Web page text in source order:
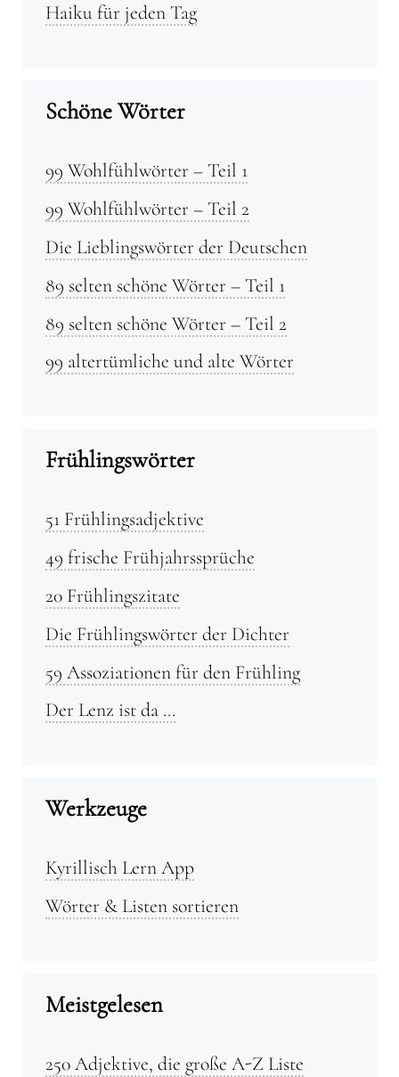
Haiku für jeden Tag
Schöne Wörter
99 Wohlfühlwörter – Teil 1
99 Wohlfühlwörter – Teil 2
Die Lieblingswörter der Deutschen
89 selten schöne Wörter – Teil 1
89 selten schöne Wörter – Teil 2
99 altertümliche und alte Wörter
Frühlingswörter
51 Frühlingsadjektive
49 frische Frühjahrssprüche
20 Frühlingszitate
Die Frühlingswörter der Dichter
59 Assoziationen für den Frühling
Der Lenz ist da …
Werkzeuge
Kyrillisch Lern App
Wörter & Listen sortieren
Meistgelesen
250 Adjektive, die große A-Z Liste